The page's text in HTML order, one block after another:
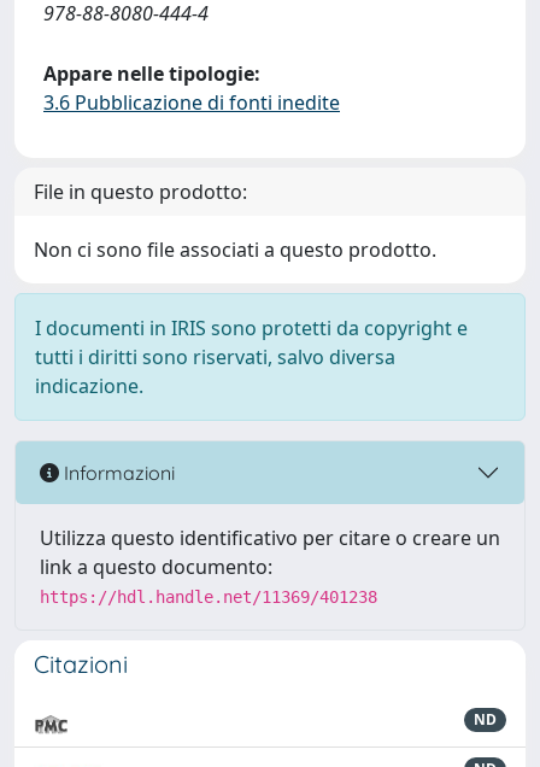
978-88-8080-444-4
Appare nelle tipologie:
3.6 Pubblicazione di fonti inedite
File in questo prodotto:
Non ci sono file associati a questo prodotto.
I documenti in IRIS sono protetti da copyright e
tutti i diritti sono riservati, salvo diversa
indicazione.
Informazioni
Utilizza questo identificativo per citare o creare un
link a questo documento:
https://hdl.handle.net/11369/401238
Citazioni
ND